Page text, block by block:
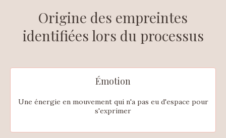
Origine des empreintes
identifiées lors du processus
Émotion
Une énergie en mouvement qui n'a pas eu d'espace pour
s'exprimer